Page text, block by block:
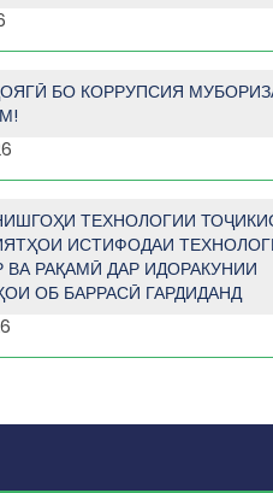
БО КОРРУПСИЯ
ТЕХНОЛОГИИ
ИСТИФОДАИ
РАҚАМӢ ДАР ИДОРАКУНИИ
ОБ БАРРАСӢ ГАРДИДАНД